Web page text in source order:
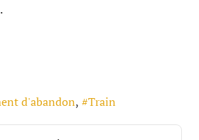
d'abandon Train